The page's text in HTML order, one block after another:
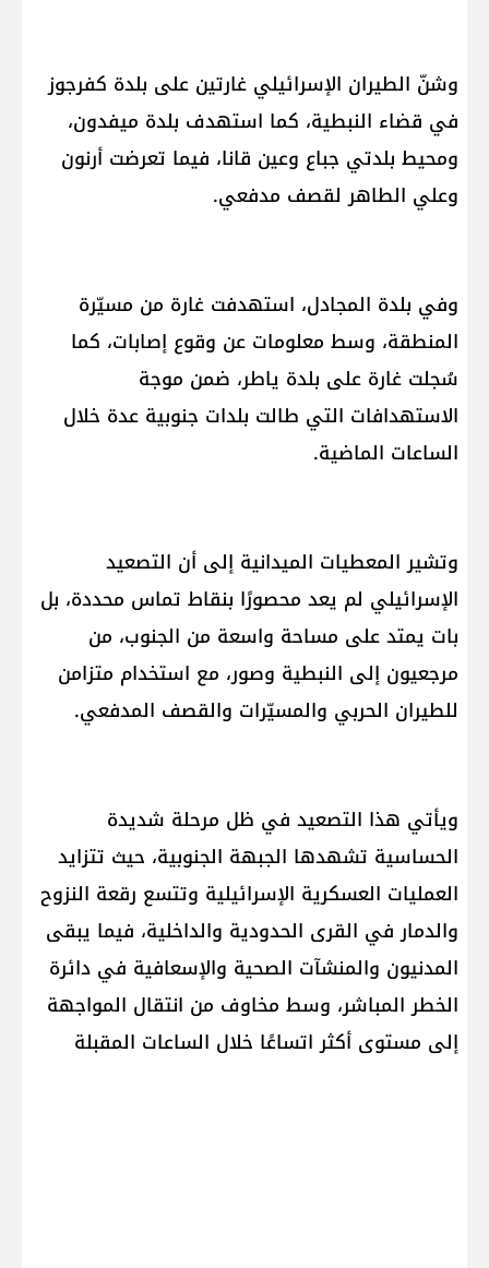
وشنّ الطيران الإسرائيلي غارتين على بلدة كفرجوز
في قضاء النبطية، كما استهدف بلدة ميفدون،
ومحيط بلدتي جباع وعين قانا، فيما تعرضت أرنون
وعلي الطاهر لقصف مدفعي.
وفي بلدة المجادل، استهدفت غارة من مسيّرة
المنطقة، وسط معلومات عن وقوع إصابات، كما
سُجلت غارة على بلدة ياطر، ضمن موجة
الاستهدافات التي طالت بلدات جنوبية عدة خلال
الساعات الماضية.
وتشير المعطيات الميدانية إلى أن التصعيد
الإسرائيلي لم يعد محصورًا بنقاط تماس محددة، بل
بات يمتد على مساحة واسعة من الجنوب، من
مرجعيون إلى النبطية وصور، مع استخدام متزامن
للطيران الحربي والمسيّرات والقصف المدفعي.
ويأتي هذا التصعيد في ظل مرحلة شديدة
الحساسية تشهدها الجبهة الجنوبية، حيث تتزايد
العمليات العسكرية الإسرائيلية وتتسع رقعة النزوح
والدمار في القرى الحدودية والداخلية، فيما يبقى
المدنيون والمنشآت الصحية والإسعافية في دائرة
الخطر المباشر، وسط مخاوف من انتقال المواجهة
إلى مستوى أكثر اتساعًا خلال الساعات المقبلة